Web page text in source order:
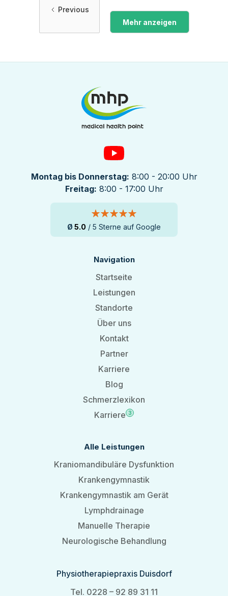
Previous
Mehr anzeigen
Montag bis Donnerstag: 8:00 - 20:00 Uhr
Freitag: 8:00 - 17:00 Uhr
Ø 5.0 / 5 Sterne auf Google
Navigation
Startseite
Leistungen
Standorte
Über uns
Kontakt
Partner
Karriere
Blog
Schmerzlexikon
Karriere 3
Alle Leistungen
Kraniomandibuläre Dysfunktion
Krankengymnastik
Krankengymnastik am Gerät
Lymphdrainage
Manuelle Therapie
Neurologische Behandlung
Physiotherapiepraxis Duisdorf
Tel. 0228 – 92 89 31 11